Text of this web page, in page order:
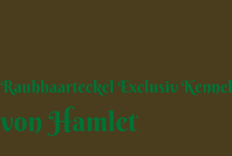
Rauhhaarteckel Exclusiv Kennel
von Hamlet